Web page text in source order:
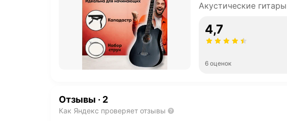
Акустические гитары
4,7
6 оценок
Отзывы · 2
Как Яндекс проверяет отзывы